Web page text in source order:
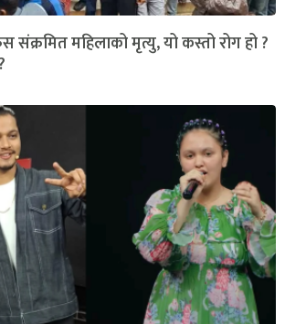
संक्रमित महिलाको मृत्यु, यो कस्तो रोग हो ?